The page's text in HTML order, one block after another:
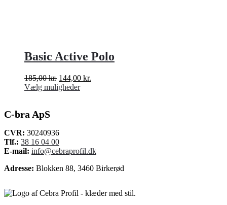
Basic Active Polo
185,00kr. Den
oprindelige
144,00 kr.
Vælg mulighederDette
vælges
varesiden
C-bra ApS
CVR: 30240936
Tlf.: 38 16 04 00
E-mail: info@cebraprofil.dk
Adresse: Blokken 88, 3460 Birkerød